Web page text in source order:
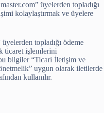
üyelerden topladığı
kolaylaştırmak ve üyelere
topladığı ödeme
ticaret işlemlerini
bilgiler “Ticari İletişim ve
uygun olarak iletilerde
kullanılır.